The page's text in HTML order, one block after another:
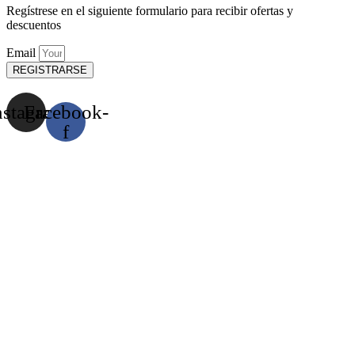
Regístrese en el siguiente formulario para recibir ofertas y
descuentos
Email
REGISTRARSE
Facebook-
f